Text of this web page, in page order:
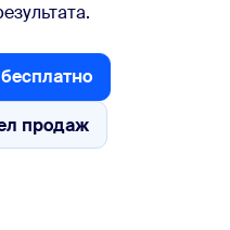
бесплатно
продаж
в отдел продаж